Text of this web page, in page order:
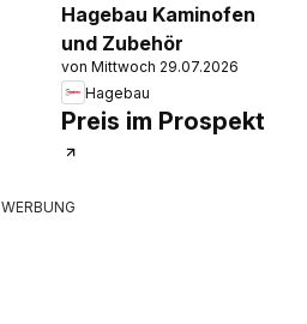
Hagebau Kaminofen
und Zubehör
von Mittwoch 29.07.2026
Hagebau
Preis im Prospekt
WERBUNG